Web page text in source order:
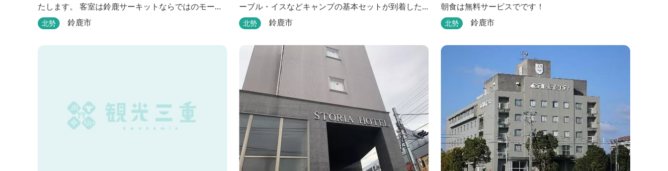
たします。 客室は鈴鹿サーキットならではのモータ
スポーツの歴史を感じられる『THE MAIN』をはじ
しいこだわりの詰まった「サーキット キッズルー
北勢 鈴鹿市
ーブル・イスなどキャンプの基本セットが到着した
時点ですべて設置されているウッドデッキサイトの
整ったキャンプ場です。 さらに、手ぶらでキャンプ
をお楽しみいただけるように夕食バーべキュー用の
炭火セットなどのレンタル品や国産牛BBQセットな
どの食材も事前にご...
北勢 鈴鹿市
朝食は無料サービスでです！
北勢 鈴鹿市